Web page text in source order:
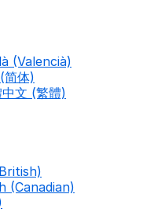
(Valencià)
简体)
文 (繁體)
(Canadian)